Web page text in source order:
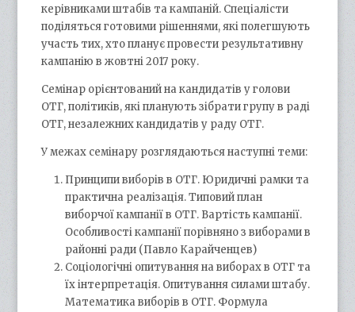
керівниками штабів та кампаній. Спеціалісти
поділяться готовими рішеннями, які полегшують
участь тих, хто планує провести результативну
кампанію в жовтні 2017 року.
Семінар орієнтований на кандидатів у голови
ОТГ, політиків, які планують зібрати групу в раді
ОТГ, незалежних кандидатів у раду ОТГ.
У межах семінару розглядаються наступні теми:
Принципи виборів в ОТГ. Юридичні рамки та
практична реалізація. Типовий план
виборчої кампанії в ОТГ. Вартість кампанії.
Особливості кампанії порівняно з виборами в
районні ради (Павло Карайченцев)
Соціологічні опитування на виборах в ОТГ та
їх інтерпретація. Опитування силами штабу.
Математика виборів в ОТГ. Формула